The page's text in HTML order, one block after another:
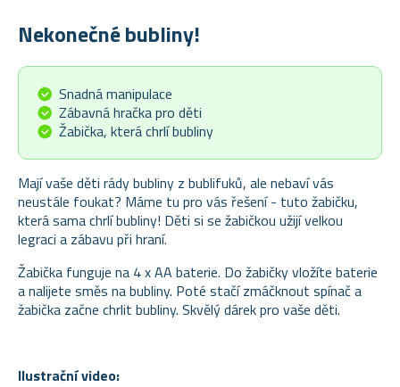
Nekonečné bubliny!
Snadná manipulace
Zábavná hračka pro děti
Žabička, která chrlí bubliny
Mají vaše děti rády bubliny z bublifuků, ale nebaví vás
neustále foukat? Máme tu pro vás řešení - tuto žabičku,
která sama chrlí bubliny! Děti si se žabičkou užijí velkou
legraci a zábavu při hraní.
Žabička funguje na 4 x AA baterie. Do žabičky vložíte baterie
a nalijete směs na bubliny. Poté stačí zmáčknout spínač a
žabička začne chrlit bubliny. Skvělý dárek pro vaše děti.
Ilustrační video: